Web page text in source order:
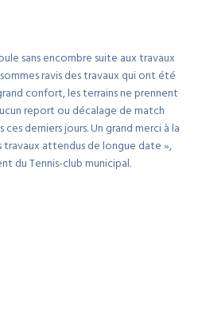
sans encombre suite aux travaux
ravis des travaux qui ont été
confort, les terrains ne prennent
report ou décalage de match
derniers jours. Un grand merci à la
travaux attendus de longue date »,
du Tennis-club municipal.